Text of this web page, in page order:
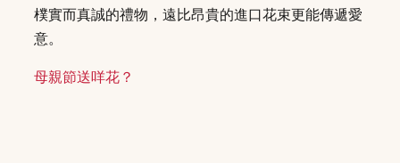
樸實而真誠的禮物，遠比昂貴的進口花束更能傳遞愛
意。
母親節送咩花？